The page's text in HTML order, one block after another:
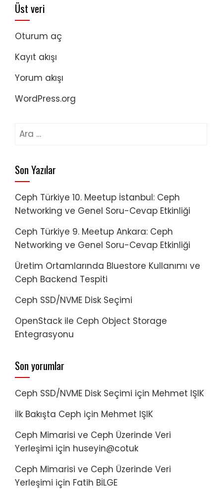
Üst veri
Oturum aç
Kayıt akışı
Yorum akışı
WordPress.org
Arama:
Son Yazılar
Ceph Türkiye 10. Meetup İstanbul: Ceph
Networking ve Genel Soru-Cevap Etkinliği
Ceph Türkiye 9. Meetup Ankara: Ceph
Networking ve Genel Soru-Cevap Etkinliği
Üretim Ortamlarında Bluestore Kullanımı ve
Ceph Backend Tespiti
Ceph SSD/NVME Disk Seçimi
OpenStack ile Ceph Object Storage
Entegrasyonu
Son yorumlar
Ceph SSD/NVME Disk Seçimi için Mehmet IŞIK
İlk Bakışta Ceph için Mehmet IŞIK
Ceph Mimarisi ve Ceph Üzerinde Veri
Yerleşimi için huseyin@cotuk
Ceph Mimarisi ve Ceph Üzerinde Veri
Yerleşimi için Fatih BİLGE